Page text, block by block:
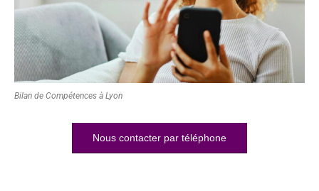
Bilan de Compétences à Lyon
Nous contacter par téléphone